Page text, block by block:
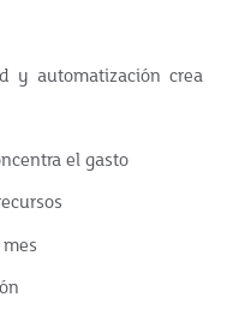
y automatización crea
el gasto